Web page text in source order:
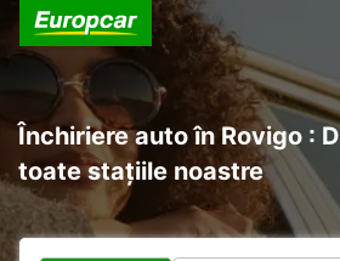
Închiriere auto în Rovigo :
toate stațiile noastre